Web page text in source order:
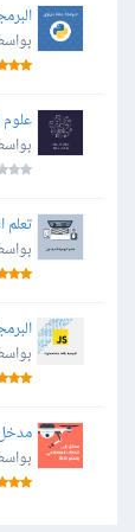
علوم
تعلم
مدخل